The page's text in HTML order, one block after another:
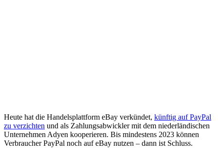
Heute hat die Handelsplattform eBay verkündet, künftig auf PayPal
zu verzichten und als Zahlungsabwickler mit dem niederländischen
Unternehmen Adyen kooperieren. Bis mindestens 2023 können
Verbraucher PayPal noch auf eBay nutzen – dann ist Schluss.